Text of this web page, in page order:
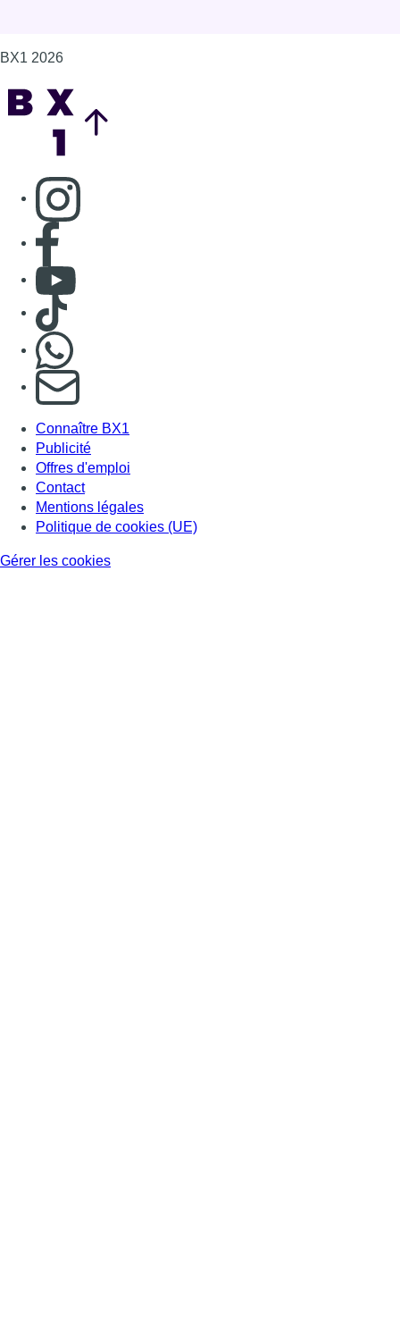
BX1 2026
Consulter page Instagram
Consulter page Facebook
Consulter Youtube
Consulter TikTok
S'abonner à notre newsletter
Connaître BX1
Publicité
Offres d'emploi
Contact
Mentions légales
Politique de cookies (UE)
Gérer les cookies